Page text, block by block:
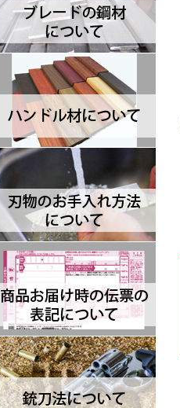
Brisa ブリサ
BRK Designed by ESEE ブルリ
ッジナイフデザイン エスイー
Browning ブローニング
Buck バック
Camillus カミラス
Casstrom カストロム
CIVIVI シビビ
Bastinelli Creations バスティネ
リ
Cold Steel コールドスチール
Coleman コールマン
Condor コンドル
CRKT シーアールケーティ
CJRB シージェイアールビー
Cudeman ク―ドマン
Dawson ドーソン
Deejo ディージョ
EKA エカ